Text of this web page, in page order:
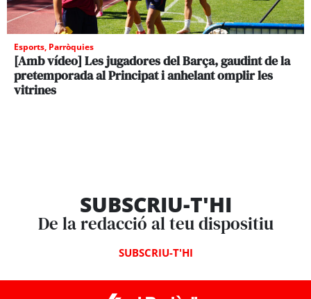
Esports, Parròquies
[Amb vídeo] Les jugadores del Barça, gaudint de la
pretemporada al Principat i anhelant omplir les
vitrines
SUBSCRIU-T'HI
De la redacció al teu dispositiu
SUBSCRIU-T'HI